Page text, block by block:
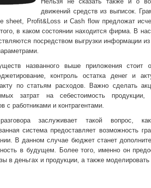
движений средств из выписок.
sheet, Profit&Loss и Cash flow предложат
в каком состоянии находится фирма. В
посредством выгрузки информации
названного выше приложения стоит
контроль остатка денег и
по статьям расходов. Важно сделать
затрат на себестоимость
с работниками и контрагентами.
заслуживает такой вопрос,
система предоставляет возможность
В данном случае бюджет станет
в будущем. Более того, именно он
в деньгах и продукции, а также